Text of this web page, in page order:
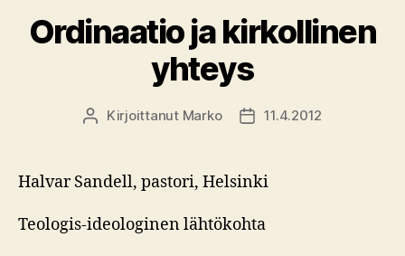
Ordinaatio ja kirkollinen
yhteys
Kirjoittaja
Kirjoittanut Marko Julkaisupäivämäärä
11.4.2012
Halvar Sandell, pastori, Helsinki
Teologis-ideologinen lähtökohta